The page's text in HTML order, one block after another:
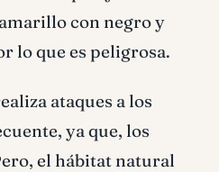
con negro y
lo que es peligrosa.
ataques a los
ya que, los
el hábitat natural